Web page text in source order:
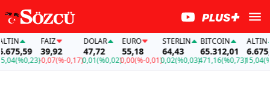
(%0,23)
FAİZ
39,92
-0,07(%-0,17)
DOLAR
47,72
0,01(%0,02)
EURO
55,18
0,00(%-0,01)
STERLIN
64,43
0,02(%0,03)
BITCOIN
65.312,01
471,16(%0,73)
ALTIN
6.675,59
15,04